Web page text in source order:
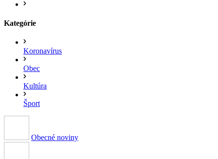
Kategórie
Koronavírus
Obec
Kultúra
Šport
Obecné noviny